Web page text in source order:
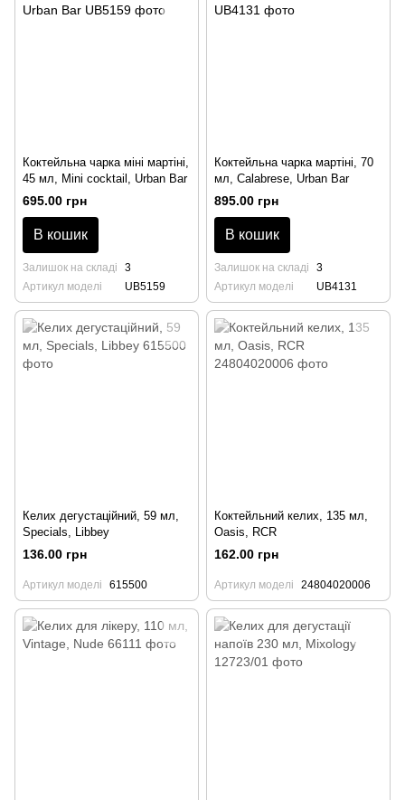
Коктейльна чарка міні мартіні,
45 мл, Mini cocktail, Urban Bar
695.00 грн
В кошик
Залишок на складі
3
Артикул моделі
UB5159
Коктейльна чарка мартіні, 70
мл, Calabrese, Urban Bar
895.00 грн
В кошик
Залишок на складі
3
Артикул моделі
UB4131
Келих дегустаційний, 59 мл,
Specials, Libbey
136.00 грн
Артикул моделі 615500
Коктейльний келих, 135 мл,
Oasis, RCR
162.00 грн
Артикул моделі 24804020006